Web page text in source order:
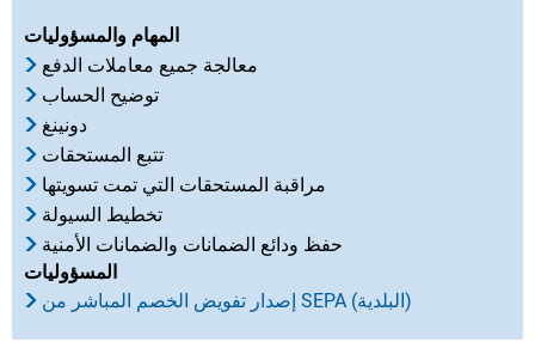
المهام والمسؤوليات
معالجة جميع معاملات الدفع
توضيح الحساب
دونينغ
تتبع المستحقات
مراقبة المستحقات التي تمت تسويتها
تخطيط السيولة
حفظ ودائع الضمانات والضمانات الأمنية
المسؤوليات
إصدار تفويض الخصم المباشر من SEPA (البلدية)